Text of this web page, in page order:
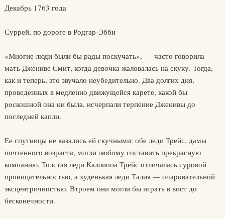
Декабрь 1763 года
Суррей, по дороге в Родгар-Эбби
«Многие люди были бы рады поскучать», — часто говорила
мать Джениве Смит, когда девочка жаловалась на скуку. Тогда,
как и теперь, это звучало неубедительно. Два долгих дня,
проведенных в медленно движущейся карете, какой бы
роскошной она ни была, исчерпали терпение Дженивы до
последней капли.
Ее спутницы не казались ей скучными: обе леди Трейс, дамы
почтенного возраста, могли любому составить прекрасную
компанию. Толстая леди Каллиопа Трейс отличалась суровой
проницательностью, а худенькая леди Талия — очаровательной
эксцентричностью. Втроем они могли бы играть в вист до
бесконечности.